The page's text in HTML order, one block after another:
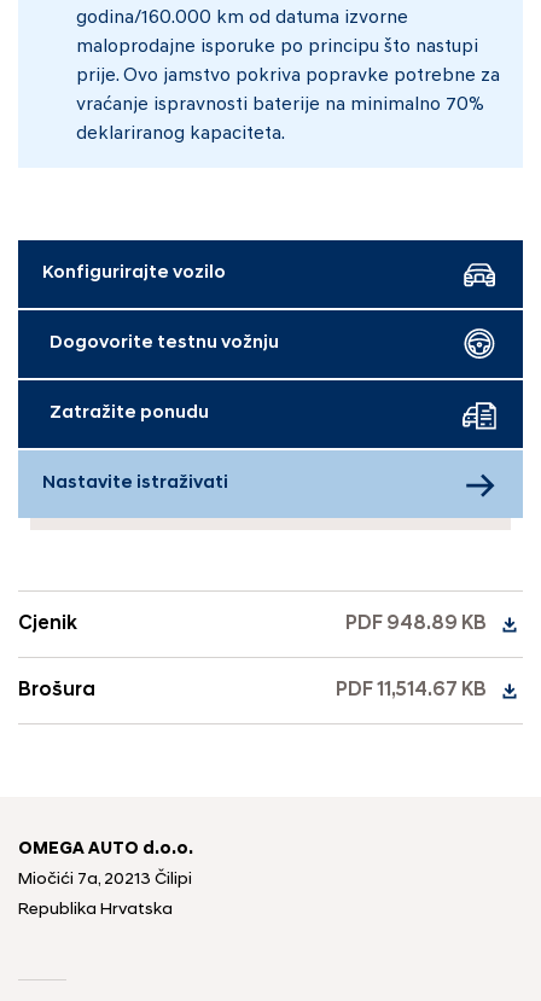
godina/160.000 km od datuma izvorne
maloprodajne isporuke po principu što nastupi
prije. Ovo jamstvo pokriva popravke potrebne za
vraćanje ispravnosti baterije na minimalno 70%
deklariranog kapaciteta.
Konfigurirajte vozilo
Dogovorite testnu vožnju
Zatražite ponudu
Nastavite istraživati
Cjenik PDF 948.89 KB
Brošura PDF 11,514.67 KB
OMEGA AUTO d.o.o.
Miočići 7a, 20213 Čilipi
Republika Hrvatska